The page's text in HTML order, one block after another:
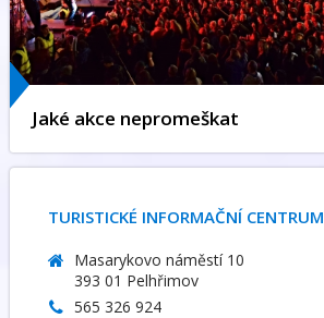
Jaké akce nepromeškat
TURISTICKÉ INFORMAČNÍ CENTRUM
Masarykovo náměstí 10
393 01 Pelhřimov
565 326 924